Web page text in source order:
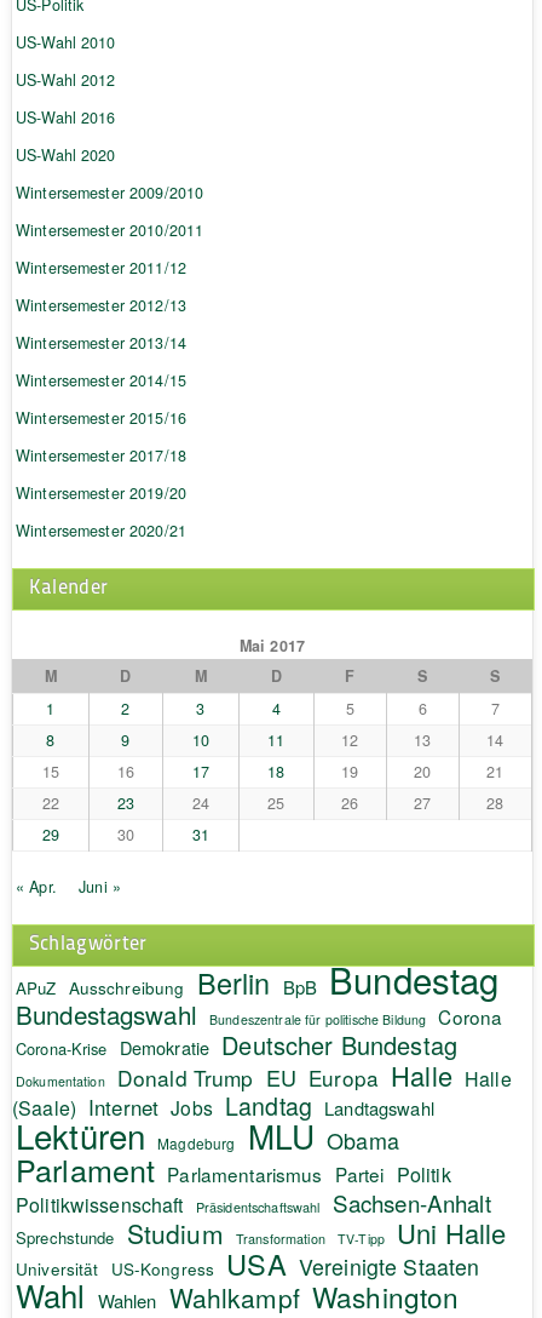
US-Politik
US-Wahl 2010
US-Wahl 2012
US-Wahl 2016
US-Wahl 2020
Wintersemester 2009/2010
Wintersemester 2010/2011
Wintersemester 2011/12
Wintersemester 2012/13
Wintersemester 2013/14
Wintersemester 2014/15
Wintersemester 2015/16
Wintersemester 2017/18
Wintersemester 2019/20
Wintersemester 2020/21
Kalender
Mai 2017
M
D M D F S
S
1
2 3 4 5 6
7
8
9 10 11 12 13
14
15
16 17 18 19 20
21
22
23 24 25 26 27
28
29
30 31
« Apr. Juni »
Schlagwörter
APuZ Ausschreibung Berlin BpB Bundestag
Bundestagswahl Bundeszentrale für politische Bildung Corona
Corona-Krise Demokratie Deutscher Bundestag
Dokumentation Donald Trump EU Europa Halle Halle
(Saale) Internet Jobs Landtag Landtagswahl
Lektüren Magdeburg MLU Obama
Parlament Parlamentarismus Partei Politik
Politikwissenschaft Präsidentschaftswahl Sachsen-Anhalt
Sprechstunde Studium Transformation TV-Tipp Uni Halle
Universität US-Kongress USA Vereinigte Staaten
Wahl Wahlen Wahlkampf Washington